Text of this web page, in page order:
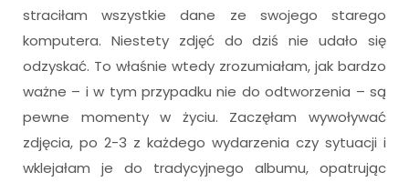
straciłam wszystkie dane ze swojego starego
komputera. Niestety zdjęć do dziś nie udało się
odzyskać. To właśnie wtedy zrozumiałam, jak bardzo
ważne – i w tym przypadku nie do odtworzenia – są
pewne momenty w życiu. Zaczęłam wywoływać
zdjęcia, po 2-3 z każdego wydarzenia czy sytuacji i
wklejałam je do tradycyjnego albumu, opatrując